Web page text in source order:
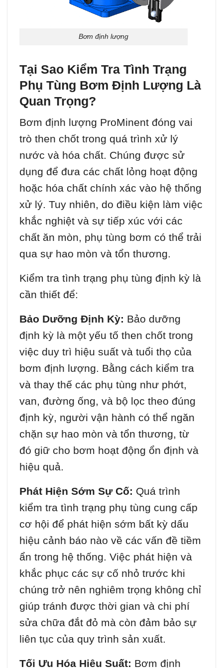
Bơm định lượng
Tại Sao Kiểm Tra Tình Trạng
Phụ Tùng Bơm Định Lượng Là
Quan Trọng?
Bơm định lượng ProMinent đóng vai
trò then chốt trong quá trình xử lý
nước và hóa chất. Chúng được sử
dụng để đưa các chất lỏng hoạt động
hoặc hóa chất chính xác vào hệ thống
xử lý. Tuy nhiên, do điều kiện làm việc
khắc nghiệt và sự tiếp xúc với các
chất ăn mòn, phụ tùng bơm có thể trải
qua sự hao mòn và tổn thương.
Kiểm tra tình trạng phụ tùng định kỳ là
cần thiết để:
Bảo Dưỡng Định Kỳ: Bảo dưỡng
định kỳ là một yếu tố then chốt trong
việc duy trì hiệu suất và tuổi thọ của
bơm định lượng. Bằng cách kiểm tra
và thay thế các phụ tùng như phớt,
van, đường ống, và bộ lọc theo đúng
định kỳ, người vận hành có thể ngăn
chặn sự hao mòn và tổn thương, từ
đó giữ cho bơm hoạt động ổn định và
hiệu quả.
Phát Hiện Sớm Sự Cố: Quá trình
kiểm tra tình trạng phụ tùng cung cấp
cơ hội để phát hiện sớm bất kỳ dấu
hiệu cảnh báo nào về các vấn đề tiềm
ẩn trong hệ thống. Việc phát hiện và
khắc phục các sự cố nhỏ trước khi
chúng trở nên nghiêm trọng không chỉ
giúp tránh được thời gian và chi phí
sửa chữa đắt đỏ mà còn đảm bảo sự
liên tục của quy trình sản xuất.
Tối Ưu Hóa Hiệu Suất: Bơm định